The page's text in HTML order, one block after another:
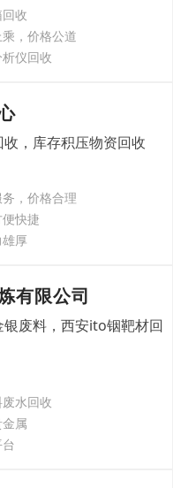
收
，价格公道
仪回收
，库存积压物资回收
，价格合理
快捷
厚
有限公司
废料，西安ito铟靶材回
水回收
属